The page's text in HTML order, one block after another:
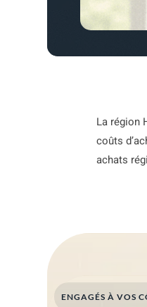
La région
coûts
achats
ENGAGÉS À VOS